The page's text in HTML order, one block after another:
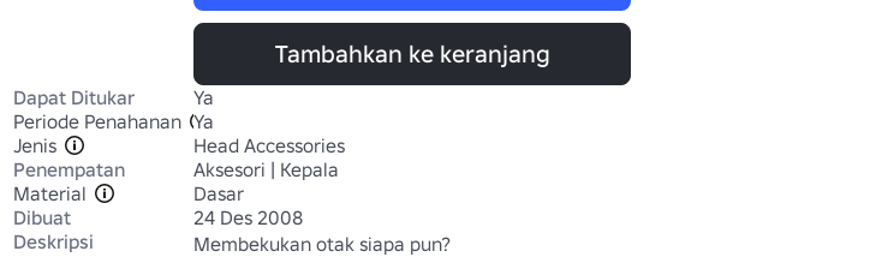
Tambahkan ke keranjang
Dapat Ditukar
Ya
Periode Penahanan Ya
Jenis
Head Accessories
Penempatan
Aksesori | Kepala
Material
Dasar
Dibuat
24 Des 2008
Deskripsi
Membekukan otak siapa pun?